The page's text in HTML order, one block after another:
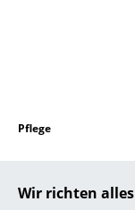
Wir richten
Wandleuchten
Outdoor-
Akkuleuchten
Pflege